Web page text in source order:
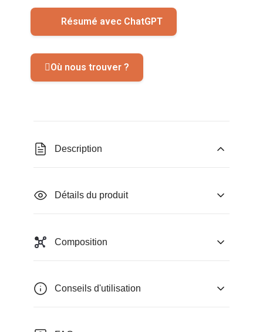
Résumé avec ChatGPT
Où nous trouver ?
Description
Détails du produit
Composition
Conseils d'utilisation